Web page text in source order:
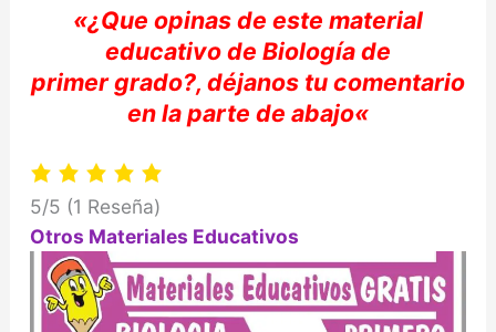
«¿Que opinas de este material
educativo de Biologíade
primergrado?, déjanos tucomentario
en la parte de abajo«
5/5 (1 Reseña)
Otros Materiales Educativos